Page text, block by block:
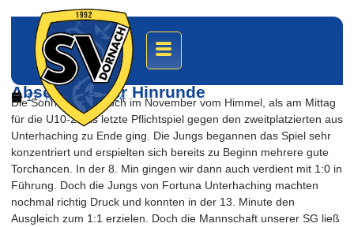
U10-2 mit starker Leistung zum
Abschluss der Hinrunde
17. November 2024
Die Sonne schien auch im November vom Himmel, als am Mittag
für die U10-2 das letzte Pflichtspiel gegen den zweitplatzierten aus
Unterhaching zu Ende ging. Die Jungs begannen das Spiel sehr
konzentriert und erspielten sich bereits zu Beginn mehrere gute
Torchancen. In der 8. Min gingen wir dann auch verdient mit 1:0 in
Führung. Doch die Jungs von Fortuna Unterhaching machten
nochmal richtig Druck und konnten in der 13. Minute den
Ausgleich zum 1:1 erzielen. Doch die Mannschaft unserer SG ließ